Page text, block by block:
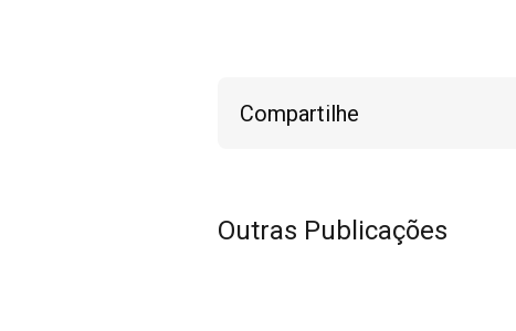
Compartilhe
Outras Publicações